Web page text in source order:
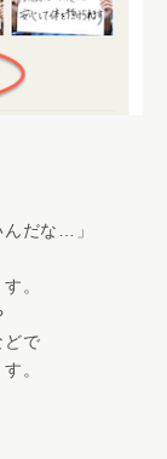
んだな…」
。
どで
。